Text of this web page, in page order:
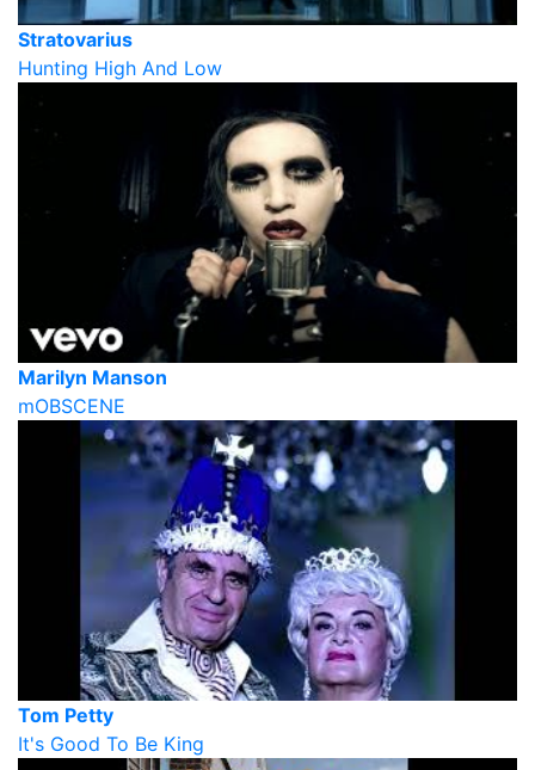
Stratovarius
Hunting High And Low
Marilyn Manson
mOBSCENE
Tom Petty
It's Good To Be King